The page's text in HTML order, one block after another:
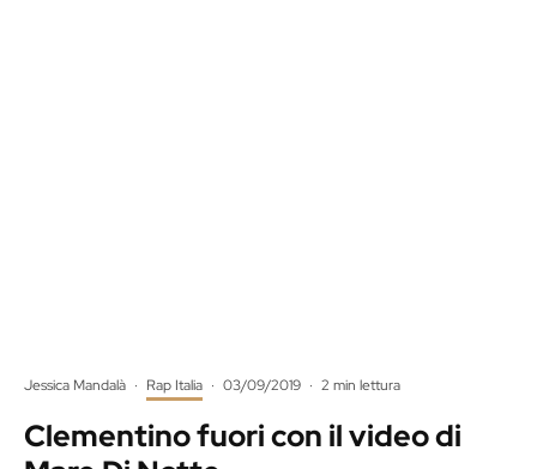
Jessica Mandalà · Rap Italia · 03/09/2019 · 2 min lettura
Clementino fuori con il video di